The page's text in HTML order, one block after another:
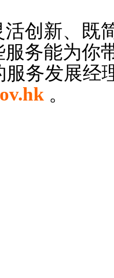
创新、既
务能为你
服务发展经
。